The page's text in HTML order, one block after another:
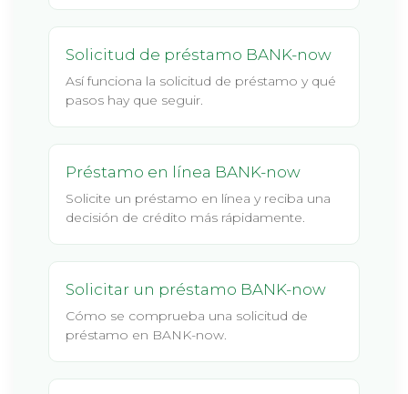
Solicitud de préstamo BANK-now
Así funciona la solicitud de préstamo y qué
pasos hay que seguir.
Préstamo en línea BANK-now
Solicite un préstamo en línea y reciba una
decisión de crédito más rápidamente.
Solicitar un préstamo BANK-now
Cómo se comprueba una solicitud de
préstamo en BANK-now.